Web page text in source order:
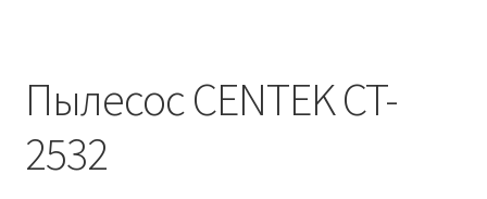
Пылесос CENTEK CT-
2532